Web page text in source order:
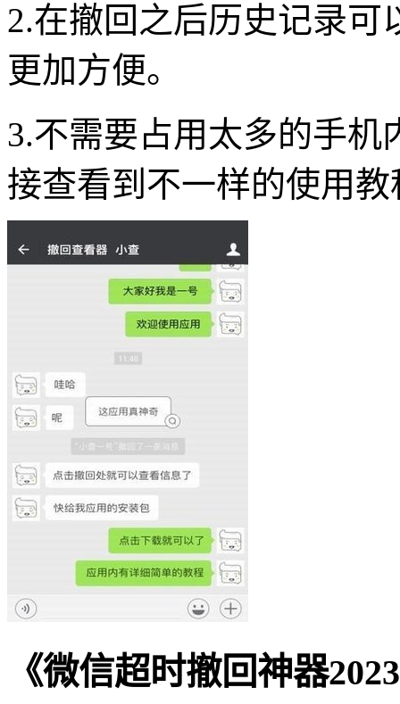
2.在撤回之后历史记录
更加方便。
3.不需要占用太多的手
接查看到不一样的使用教
《微信超时撤回神器